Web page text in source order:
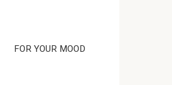
FOR YOUR MOOD